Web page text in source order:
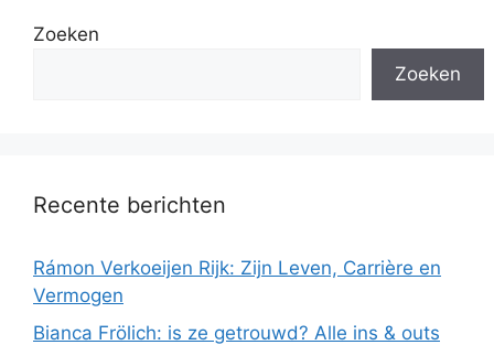
Zoeken
Zoeken
Recente berichten
Rámon Verkoeijen Rijk: Zijn Leven, Carrière en
Vermogen
Bianca Frölich: is ze getrouwd? Alle ins & outs